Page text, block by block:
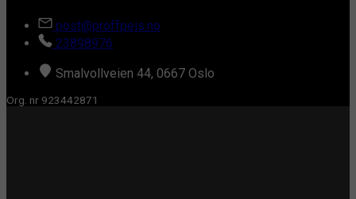
post@proffpeis.no
23898976
Smalvollveien 44, 0667 Oslo
Org. nr 923442871